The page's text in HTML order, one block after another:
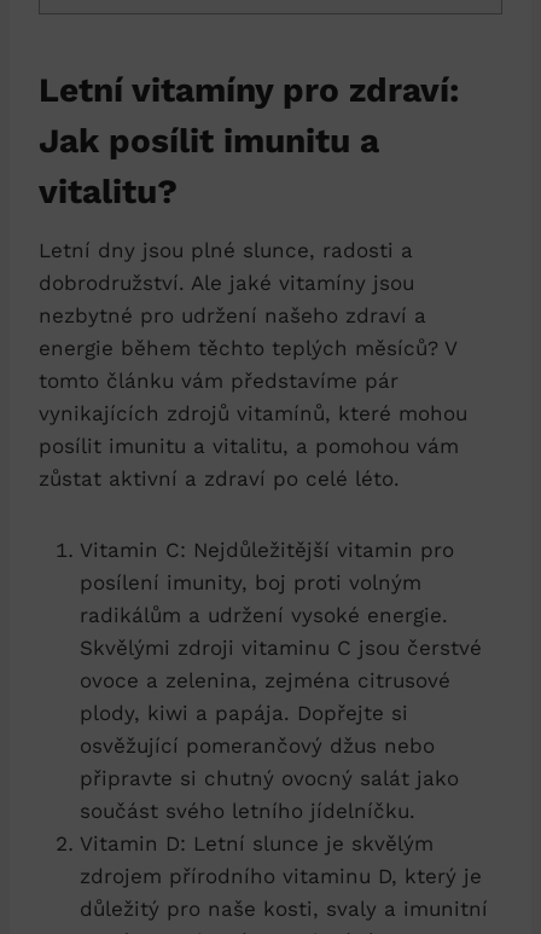
Letní vitamíny pro zdraví:
Jak posílit imunitu a
vitalitu?
Letní dny jsou plné slunce, radosti a
dobrodružství. Ale jaké vitamíny jsou
nezbytné pro udržení našeho zdraví a
energie během těchto teplých měsíců? V
tomto článku vám představíme pár
vynikajících zdrojů vitamínů, které mohou
posílit imunitu a vitalitu, a pomohou vám
zůstat aktivní a zdraví po celé léto.
Vitamin C: Nejdůležitější vitamin pro
posílení imunity, boj proti volným
radikálům a udržení vysoké energie.
Skvělými zdroji vitaminu C jsou čerstvé
ovoce a zelenina, zejména citrusové
plody, kiwi a papája. Dopřejte si
osvěžující pomerančový džus nebo
připravte si chutný ovocný salát jako
součást svého letního jídelníčku.
Vitamin D: Letní slunce je skvělým
zdrojem přírodního vitaminu D, který je
důležitý pro naše kosti, svaly a imunitní